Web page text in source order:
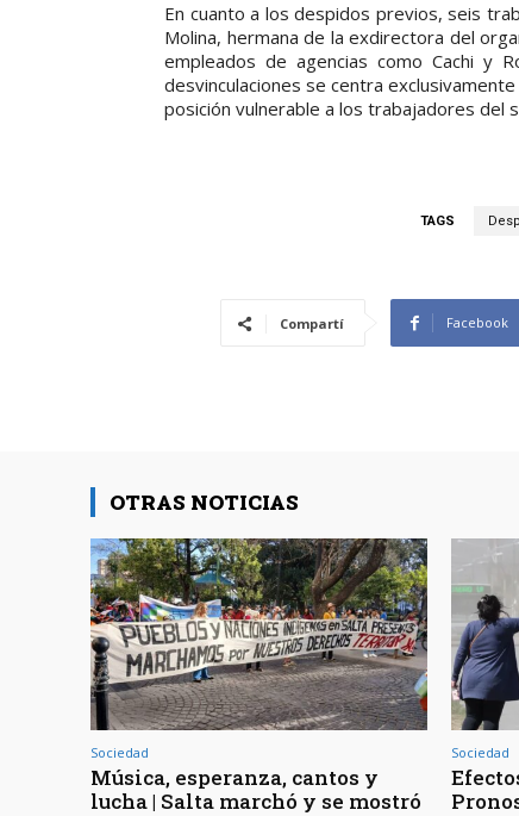
En cuanto a los despidos previos, seis
Molina, hermana de la exdirectora del
empleados de agencias como Cachi y
desvinculaciones se centra
posición vulnerable a los trabajadores del
TAGS
Compartí Facebook
OTRAS NOTICIAS
Sociedad
Música, esperanza, cantos y
lucha | Salta marchó y se mostró
Sociedad